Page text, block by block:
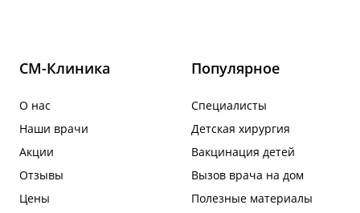
СМ-Клиника
О нас
Наши врачи
Акции
Отзывы
Цены
Популярное
Специалисты
Детская хирургия
Вакцинация детей
Вызов врача на дом
Полезные материалы